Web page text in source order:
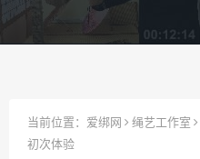
当前位置： 爱绑网 绳艺工作室
初次体验